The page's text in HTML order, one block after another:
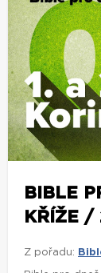
BIBLE
KŘÍŽE
Z pořadu: